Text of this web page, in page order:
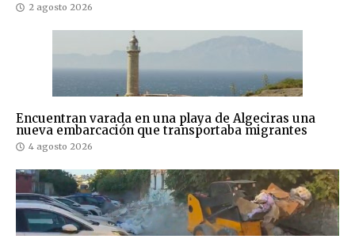
2 agosto 2026
Encuentran varada en una playa de Algeciras una
nueva embarcación que transportaba migrantes
4 agosto 2026